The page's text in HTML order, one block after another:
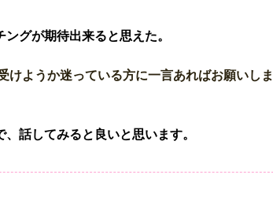
グが期待出来ると思えた。
けようか迷っている方に一言あればお願いしま
話してみると良いと思います。